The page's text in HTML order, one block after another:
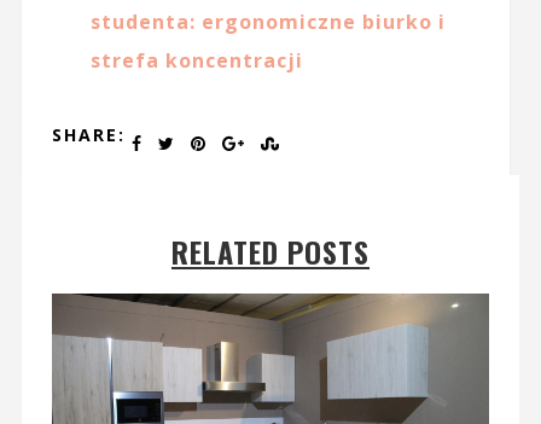
studenta: ergonomiczne biurko i
strefa koncentracji
SHARE:
RELATED POSTS